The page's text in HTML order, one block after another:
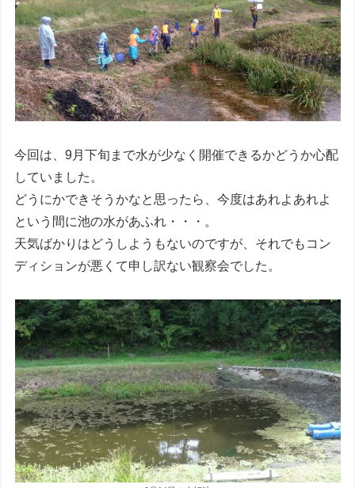
今回は、9月下旬まで水が少なく開催できるかどうか心配
していました。
どうにかできそうかなと思ったら、今度はあれよあれよ
という間に池の水があふれ・・・。
天気ばかりはどうしようもないのですが、それでもコン
ディションが悪くて申し訳ない観察会でした。